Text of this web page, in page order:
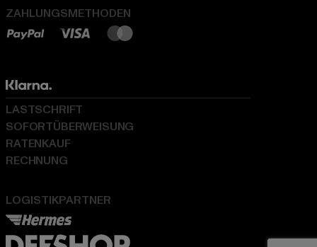
ZAHLUNGSMETHODEN
LOGISTIKPARTNER
LASTSCHRIFT
SOFORTÜBERWEISUNG
RATENKAUF
RECHNUNG